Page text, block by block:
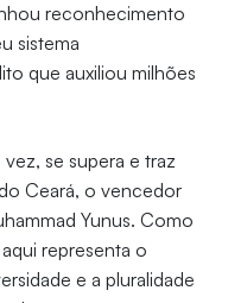
reconhecimento
sistema
que auxiliou milhões
vez, se supera e traz
Ceará, o vencedor
Yunus. Como
representa o
e a pluralidade